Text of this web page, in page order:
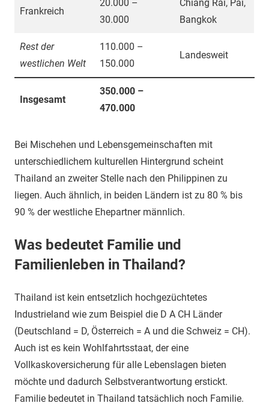
Frankreich
20.000 –
30.000
Chiang Rai, Pai,
Bangkok
Rest der
westlichen Welt
110.000 –
150.000
Landesweit
Insgesamt
350.000 –
470.000
Bei Mischehen und Lebensgemeinschaften mit
unterschiedlichem kulturellen Hintergrund scheint
Thailand an zweiter Stelle nach den Philippinen zu
liegen. Auch ähnlich, in beiden Ländern ist zu 80 % bis
90 % der westliche Ehepartner männlich.
Was bedeutet Familie und
Familienleben in Thailand?
Thailand ist kein entsetzlich hochgezüchtetes
Industrieland wie zum Beispiel die D A CH Länder
(Deutschland = D, Österreich = A und die Schweiz = CH).
Auch ist es kein Wohlfahrtsstaat, der eine
Vollkaskoversicherung für alle Lebenslagen bieten
möchte und dadurch Selbstverantwortung erstickt.
Familie bedeutet in Thailand tatsächlich noch Familie.